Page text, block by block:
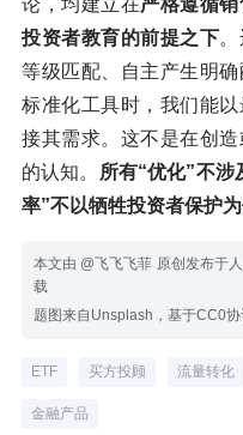
投资者教育的前提之下
等级匹配、自主产生明
标准化工具时，我们能
接其需求。这不是在创
的认知。
所有“优化”不
率”不以牺牲投资者保护
本文由 @飞飞飞菲 原创发布于
载
题图来自Unsplash，基于CC0协
ETF 买方投顾 流量转化
金融产品